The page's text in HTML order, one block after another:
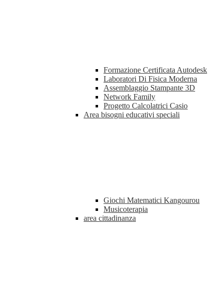
Formazione Certificata Autodesk
Laboratori Di Fisica Moderna
Assemblaggio Stampante 3D
Network Family
Progetto Calcolatrici Casio
Area bisogni educativi speciali
Giochi Matematici Kangourou
Musicoterapia
area cittadinanza